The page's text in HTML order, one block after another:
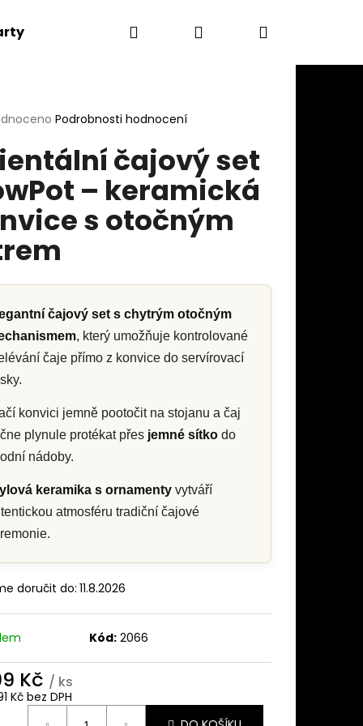
hry Oblečení Výhodné sety
Hledat PřihlášeníNákupní
Podrobnosti hodnocení
čajový set
– keramická
s otočným
čajový set s chytrým otočným
, který umožňuje kontrolované
čaje přímo z konvice do servírovací
konvici jemně pootočit na stojanu a čaj
plynule protékat přes jemné sítko do
nádoby.
keramika s ornamenty vytváří
atmosféru tradiční čajové
doručit do: 11.8.2026
Kód: 2066
Kč / ks
Kč bez DPH
Následující
SET – SADA NA